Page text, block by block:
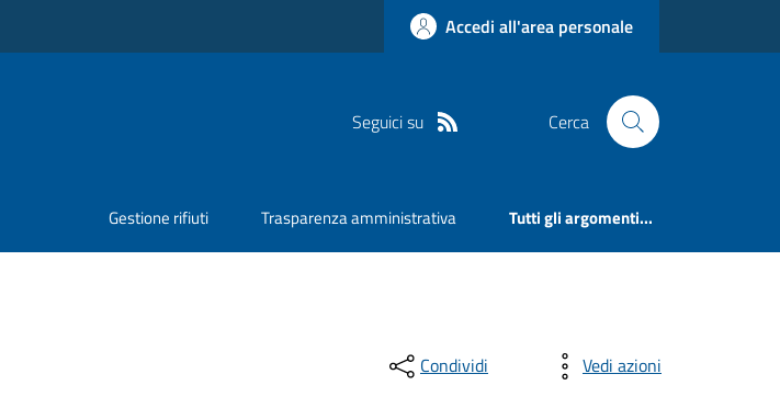
Accedi all'area personale
Seguici su Cerca
Gestione rifiuti Trasparenza amministrativa Tutti gli argomenti...
Condividi Vedi azioni